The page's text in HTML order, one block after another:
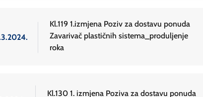
Kl.119 1.izmjena Poziv za dostavu ponuda
Zavarivač plastičnih sistema_produljenje
roka
Kl.130 1. izmjena Poziva za dostavu ponuda